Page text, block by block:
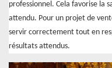
professionnel. Cela favorise la
attendu. Pour un projet de
servir correctement tout en
résultats attendus.